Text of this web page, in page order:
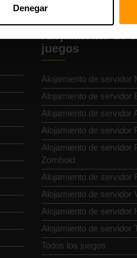
Denegar
Alojamiento de
juegos
Alojamiento de servidor
Alojamiento de servidor
Alojamiento de servidor
Alojamiento de servidor
Alojamiento de servidor
Zomboid
Alojamiento de servidor
Alojamiento de servidor
Alojamiento de servidor
Alojamiento de servidor
Todos los juegos